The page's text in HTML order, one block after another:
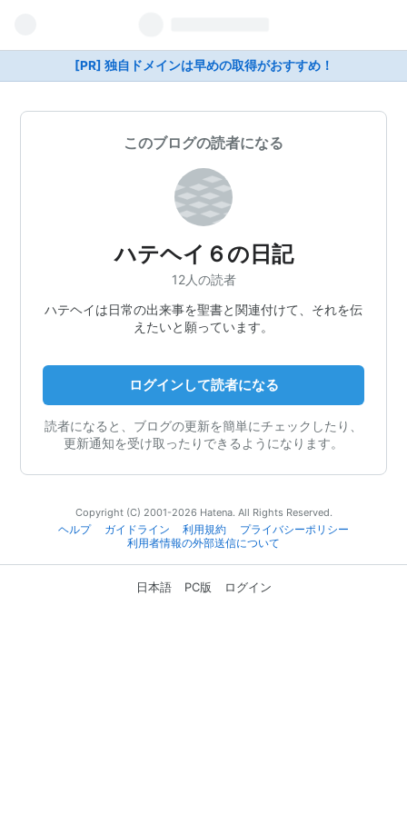
[PR] 独自ドメインは早めの取得がおすすめ！
このブログの読者になる
ハテヘイ６の日記
12人の読者
ハテヘイは日常の出来事を聖書と関連付けて、それを伝
えたいと願っています。
ログインして読者になる
読者になると、ブログの更新を簡単にチェックしたり、
更新通知を受け取ったりできるようになります。
Copyright (C) 2001-2026 Hatena. All Rights Reserved.
ヘルプ
ガイドライン 利用規約
プライバシーポリシー
利用者情報の外部送信について
日本語 PC版 ログイン